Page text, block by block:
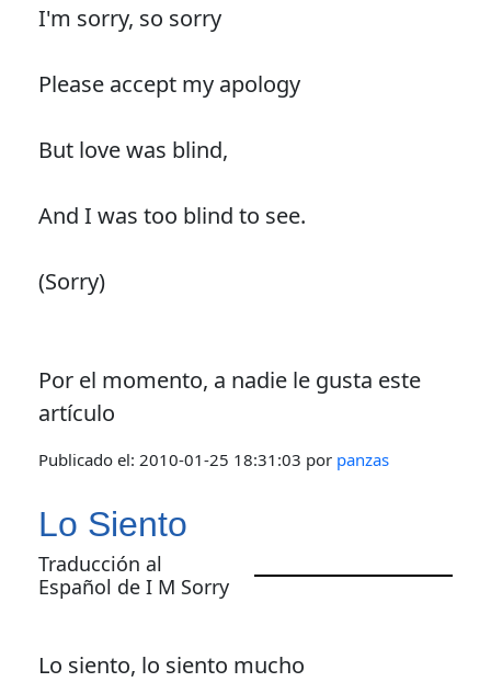
I'm sorry, so sorry
Please accept my apology
But love was blind,
And I was too blind to see.
(Sorry)
Por el momento, a nadie le gusta este
artículo
Publicado el: 2010-01-25 18:31:03 por panzas
Lo Siento
Traducción al
Español de I M Sorry
Lo siento, lo siento mucho